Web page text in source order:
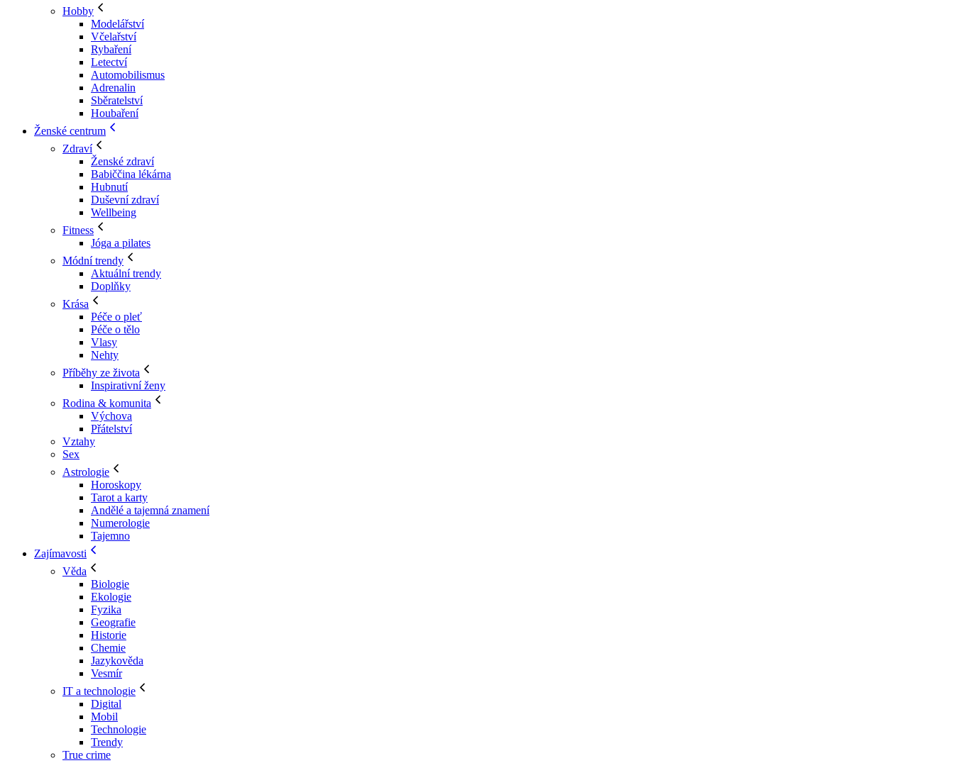
Hobby
Modelářství
Včelařství
Rybaření
Letectví
Automobilismus
Adrenalin
Sběratelství
Houbaření
Ženské centrum
Zdraví
Ženské zdraví
Babiččina lékárna
Hubnutí
Duševní zdraví
Wellbeing
Fitness
Jóga a pilates
Módní trendy
Aktuální trendy
Doplňky
Krása
Péče o pleť
Péče o tělo
Vlasy
Nehty
Příběhy ze života
Inspirativní ženy
Rodina & komunita
Výchova
Přátelství
Vztahy
Sex
Astrologie
Horoskopy
Tarot a karty
Andělé a tajemná znamení
Numerologie
Tajemno
Zajímavosti
Věda
Biologie
Ekologie
Fyzika
Geografie
Historie
Chemie
Jazykověda
Vesmír
IT a technologie
Digital
Mobil
Technologie
Trendy
True crime